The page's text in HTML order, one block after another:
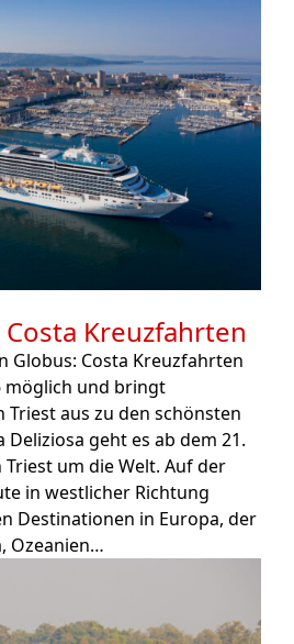
Kreuzfahrten
Globus: Costa Kreuzfahrten
möglich und bringt
aus zu den schönsten
Deliziosa geht es ab dem 21.
um die Welt. Auf der
in westlicher Richtung
Destinationen in Europa, der
Ozeanien…